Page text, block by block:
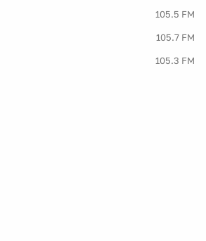
105.5 FM
105.7 FM
105.3 FM